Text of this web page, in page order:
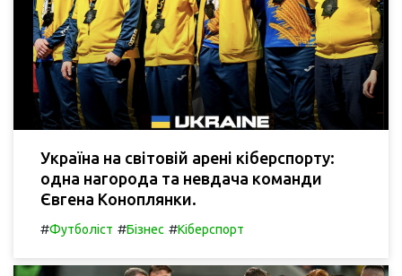
Україна на світовій арені кіберспорту:
одна нагорода та невдача команди
Євгена Коноплянки.
#Футболіст #Бізнес #Кіберспорт